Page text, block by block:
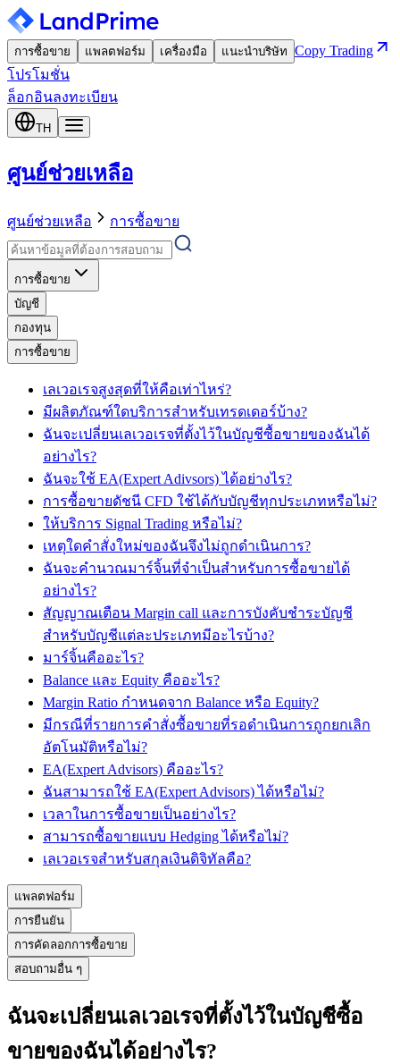
การซื้อขาย แพลตฟอร์ม เครื่องมือ แนะนำบริษัท Copy Trading
โปรโมชั่น
ล็อกอินลงทะเบียน
TH
ศูนย์ช่วยเหลือ
ศูนย์ช่วยเหลือ การซื้อขาย
การซื้อขาย
บัญชี
กองทุน
การซื้อขาย
เลเวอเรจสูงสุดที่ให้คือเท่าไหร่?
มีผลิตภัณฑ์ใดบริการสำหรับเทรดเดอร์บ้าง?
ฉันจะเปลี่ยนเลเวอเรจที่ตั้งไว้ในบัญชีซื้อขายของฉันได้
อย่างไร?
ฉันจะใช้ EA(Expert Adivsors) ได้อย่างไร?
การซื้อขายดัชนี CFD ใช้ได้กับบัญชีทุกประเภทหรือไม่?
ให้บริการ Signal Trading หรือไม่?
เหตุใดคำสั่งใหม่ของฉันจึงไม่ถูกดำเนินการ?
ฉันจะคำนวณมาร์จิ้นที่จำเป็นสำหรับการซื้อขายได้
อย่างไร?
สัญญาณเตือน Margin call และการบังคับชำระบัญชี
สำหรับบัญชีแต่ละประเภทมีอะไรบ้าง?
มาร์จิ้นคืออะไร?
Balance และ Equity คืออะไร?
Margin Ratio กำหนดจาก Balance หรือ Equity?
มีกรณีที่รายการคำสั่งซื้อขายที่รอดำเนินการถูกยกเลิก
อัตโนมัติหรือไม่?
EA(Expert Advisors) คืออะไร?
ฉันสามารถใช้ EA(Expert Advisors) ได้หรือไม่?
เวลาในการซื้อขายเป็นอย่างไร?
สามารถซื้อขายแบบ Hedging ได้หรือไม่?
เลเวอเรจสำหรับสกุลเงินดิจิทัลคือ?
แพลตฟอร์ม
การยืนยัน
การคัดลอกการซื้อขาย
สอบถามอื่น ๆ
ฉันจะเปลี่ยนเลเวอเรจที่ตั้งไว้ในบัญชีซื้อ
ขายของฉันได้อย่างไร?